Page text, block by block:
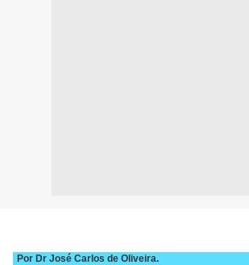
Por Dr José Carlos de Oliveira.